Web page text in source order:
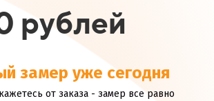
рублей
замер уже сегодня
от заказа - замер все равно